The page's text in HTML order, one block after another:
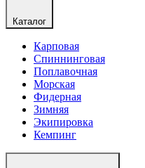
Каталог
Карповая
Спиннинговая
Поплавочная
Морская
Фидерная
Зимняя
Экипировка
Кемпинг